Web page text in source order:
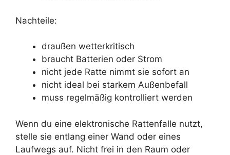
Nachteile:
draußen wetterkritisch
braucht Batterien oder Strom
nicht jede Ratte nimmt sie sofort an
nicht ideal bei starkem Außenbefall
muss regelmäßig kontrolliert werden
Wenn du eine elektronische Rattenfalle nutzt,
stelle sie entlang einer Wand oder eines
Laufwegs auf. Nicht frei in den Raum oder